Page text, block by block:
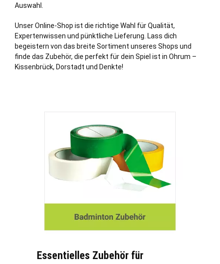
Auswahl.
Unser Online-Shop ist die richtige Wahl für Qualität,
Expertenwissen und pünktliche Lieferung. Lass dich
begeistern von das breite Sortiment unseres Shops und
finde das Zubehör, die perfekt für dein Spiel ist in Ohrum –
Kissenbrück, Dorstadt und Denkte!
Essentielles Zubehör für